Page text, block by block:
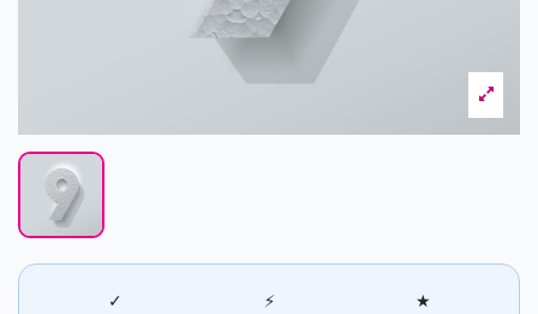
✓
⚡
★